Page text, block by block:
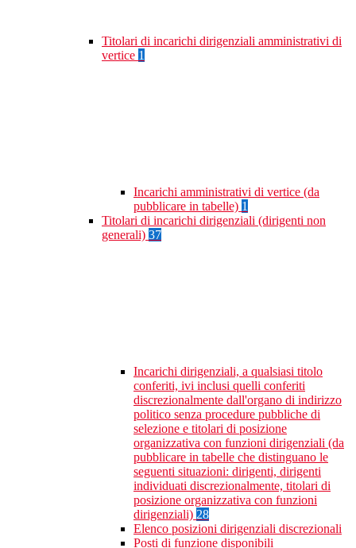
Titolari di incarichi dirigenziali amministrativi di
vertice 1
Incarichi amministrativi di vertice (da
pubblicare in tabelle) 1
Titolari di incarichi dirigenziali (dirigenti non
generali) 37
Incarichi dirigenziali, a qualsiasi titolo
conferiti, ivi inclusi quelli conferiti
discrezionalmente dall'organo di indirizzo
politico senza procedure pubbliche di
selezione e titolari di posizione
organizzativa con funzioni dirigenziali (da
pubblicare in tabelle che distinguano le
seguenti situazioni: dirigenti, dirigenti
individuati discrezionalmente, titolari di
posizione organizzativa con funzioni
dirigenziali) 28
Elenco posizioni dirigenziali discrezionali
Posti di funzione disponibili